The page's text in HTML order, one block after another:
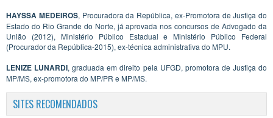
HAYSSA MEDEIROS, Procuradora da República, ex-Promotora de Justiça do
Estado do Rio Grande do Norte, já aprovada nos concursos de Advogado da
União (2012), Ministério Público Estadual e Ministério Público Federal
(Procurador da República-2015), ex-técnica administrativa do MPU.
LENIZE LUNARDI, graduada em direito pela UFGD, promotora de Justiça do
MP/MS, ex-promotora do MP/PR e MP/MS.
SITES RECOMENDADOS